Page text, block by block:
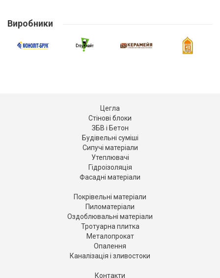
Виробники
Цегла
Стінові блоки
ЗБВ і Бетон
Будівельні суміші
Сипучі матеріали
Утеплювачі
Гідроізоляція
Фасадні матеріали
Покрівельні матеріали
Пиломатеріали
Оздоблювальні матеріали
Тротуарна плитка
Металопрокат
Опалення
Каналізація і зливостоки
Контакти